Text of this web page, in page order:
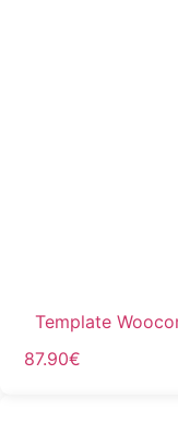
Template
87.90€